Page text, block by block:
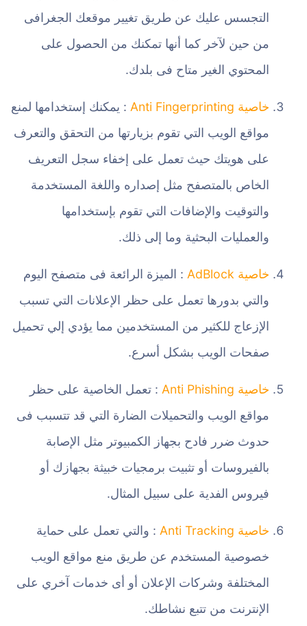
التجسس عليك عن طريق تغيير موقعك الجغرافى
من حين لآخر كما أنها تمكنك من الحصول على
المحتوي الغير متاح فى بلدك.
خاصية Anti Fingerprinting
: يمكنك إستخدامها لمنع
مواقع الويب التي تقوم بزيارتها من التحقق والتعرف
على هويتك حيث تعمل على إخفاء سجل التعريف
الخاص بالمتصفح مثل إصداره واللغة المستخدمة
والتوقيت والإضافات التي تقوم بإستخدامها
والعمليات البحثية وما إلى ذلك.
خاصية AdBlock
: الميزة الرائعة فى متصفح اليوم
والتي بدورها تعمل على حظر الإعلانات التي تسبب
الإزعاج للكثير من المستخدمين مما يؤدي إلي تحميل
صفحات الويب بشكل أسرع.
خاصية Anti Phishing
: تعمل الخاصية على حظر
مواقع الويب والتحميلات الضارة التي قد تتسبب فى
حدوث ضرر فادح بجهاز الكمبيوتر مثل الإصابة
بالفيروسات أو تثبيت برمجيات خبيثة بجهازك أو
فيروس الفدية على سبيل المثال.
خاصية Anti Tracking
: والتي تعمل على حماية
خصوصية المستخدم عن طريق منع مواقع الويب
المختلفة وشركات الإعلان أو أى خدمات آخري على
الإنترنت من تتبع نشاطك.